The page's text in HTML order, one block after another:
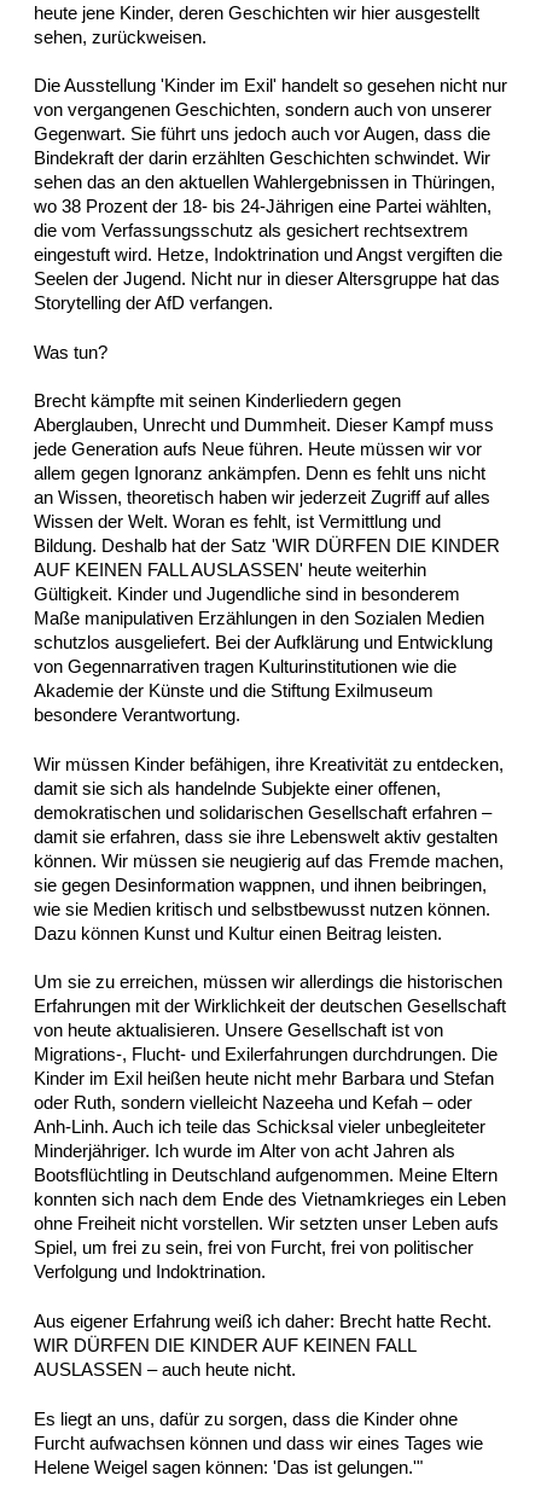
heute jene Kinder, deren Geschichten wir hier ausgestellt
sehen, zurückweisen.
Die Ausstellung 'Kinder im Exil' handelt so gesehen nicht nur
von vergangenen Geschichten, sondern auch von unserer
Gegenwart. Sie führt uns jedoch auch vor Augen, dass die
Bindekraft der darin erzählten Geschichten schwindet. Wir
sehen das an den aktuellen Wahlergebnissen in Thüringen,
wo 38 Prozent der 18- bis 24-Jährigen eine Partei wählten,
die vom Verfassungsschutz als gesichert rechtsextrem
eingestuft wird. Hetze, Indoktrination und Angst vergiften die
Seelen der Jugend. Nicht nur in dieser Altersgruppe hat das
Storytelling der AfD verfangen.
Was tun?
Brecht kämpfte mit seinen Kinderliedern gegen
Aberglauben, Unrecht und Dummheit. Dieser Kampf muss
jede Generation aufs Neue führen. Heute müssen wir vor
allem gegen Ignoranz ankämpfen. Denn es fehlt uns nicht
an Wissen, theoretisch haben wir jederzeit Zugriff auf alles
Wissen der Welt. Woran es fehlt, ist Vermittlung und
Bildung. Deshalb hat der Satz 'WIR DÜRFEN DIE KINDER
AUF KEINEN FALL AUSLASSEN' heute weiterhin
Gültigkeit. Kinder und Jugendliche sind in besonderem
Maße manipulativen Erzählungen in den Sozialen Medien
schutzlos ausgeliefert. Bei der Aufklärung und Entwicklung
von Gegennarrativen tragen Kulturinstitutionen wie die
Akademie der Künste und die Stiftung Exilmuseum
besondere Verantwortung.
Wir müssen Kinder befähigen, ihre Kreativität zu entdecken,
damit sie sich als handelnde Subjekte einer offenen,
demokratischen und solidarischen Gesellschaft erfahren –
damit sie erfahren, dass sie ihre Lebenswelt aktiv gestalten
können. Wir müssen sie neugierig auf das Fremde machen,
sie gegen Desinformation wappnen, und ihnen beibringen,
wie sie Medien kritisch und selbstbewusst nutzen können.
Dazu können Kunst und Kultur einen Beitrag leisten.
Um sie zu erreichen, müssen wir allerdings die historischen
Erfahrungen mit der Wirklichkeit der deutschen Gesellschaft
von heute aktualisieren. Unsere Gesellschaft ist von
Migrations-, Flucht- und Exilerfahrungen durchdrungen. Die
Kinder im Exil heißen heute nicht mehr Barbara und Stefan
oder Ruth, sondern vielleicht Nazeeha und Kefah – oder
Anh-Linh. Auch ich teile das Schicksal vieler unbegleiteter
Minderjähriger. Ich wurde im Alter von acht Jahren als
Bootsflüchtling in Deutschland aufgenommen. Meine Eltern
konnten sich nach dem Ende des Vietnamkrieges ein Leben
ohne Freiheit nicht vorstellen. Wir setzten unser Leben aufs
Spiel, um frei zu sein, frei von Furcht, frei von politischer
Verfolgung und Indoktrination.
Aus eigener Erfahrung weiß ich daher: Brecht hatte Recht.
WIR DÜRFEN DIE KINDER AUF KEINEN FALL
AUSLASSEN – auch heute nicht.
Es liegt an uns, dafür zu sorgen, dass die Kinder ohne
Furcht aufwachsen können und dass wir eines Tages wie
Helene Weigel sagen können: 'Das ist gelungen.'"